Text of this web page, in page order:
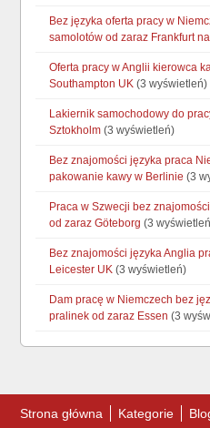
Bez języka oferta pracy w
samolotów od zaraz Frankfurt
Oferta pracy w Anglii kierowca
Southampton UK (3 wyświetleń)
Lakiernik samochodowy do
Sztokholm (3 wyświetleń)
Bez znajomości języka praca
pakowanie kawy w Berlinie (3
Praca w Szwecji bez
od zaraz Göteborg (3
Bez znajomości języka Anglia
Leicester UK (3 wyświetleń)
Dam pracę w Niemczech bez
pralinek od zaraz Essen (3
Strona główna Kategorie